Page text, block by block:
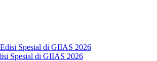
Spesial di GIIAS 2026